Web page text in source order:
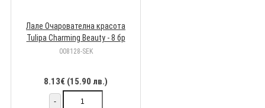
Лале Очарователна красота
Tulipa Charming Beauty - 8 бр
луковици
008128-SEK
8.13€ (15.90 лв.)
-